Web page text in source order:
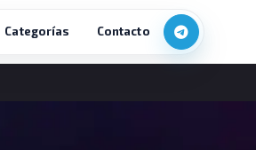
Categorías Contacto